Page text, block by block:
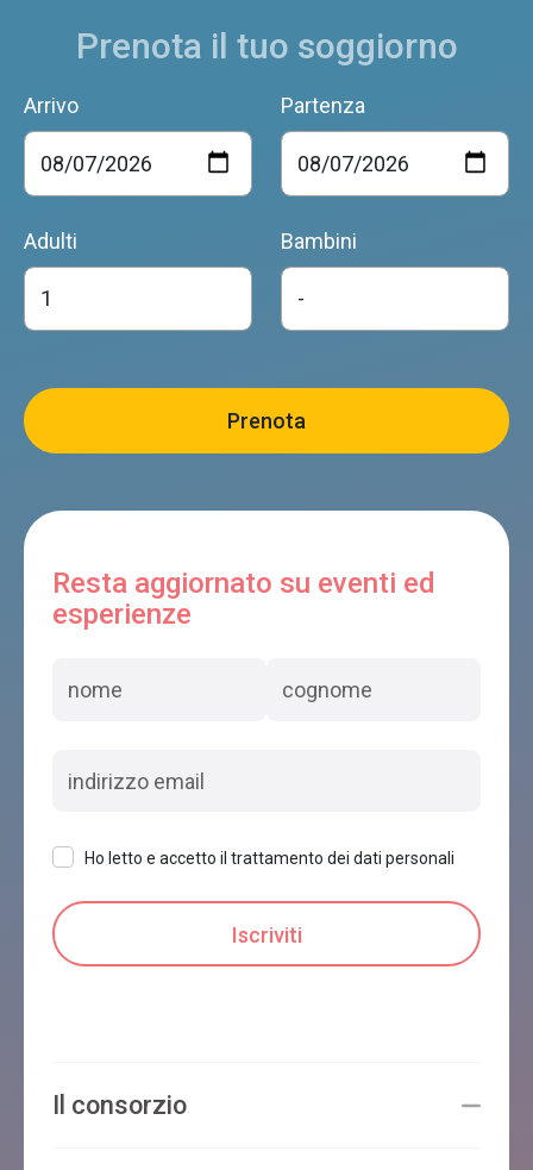
Prenota il tuo soggiorno
Arrivo Partenza
Adulti Bambini
Resta aggiornato su eventi ed
esperienze
Ho letto e accetto il trattamento dei dati personali
Il consorzio